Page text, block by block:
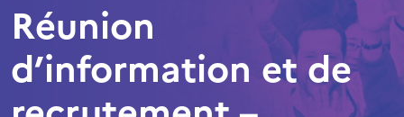
Réunion
d’information et de